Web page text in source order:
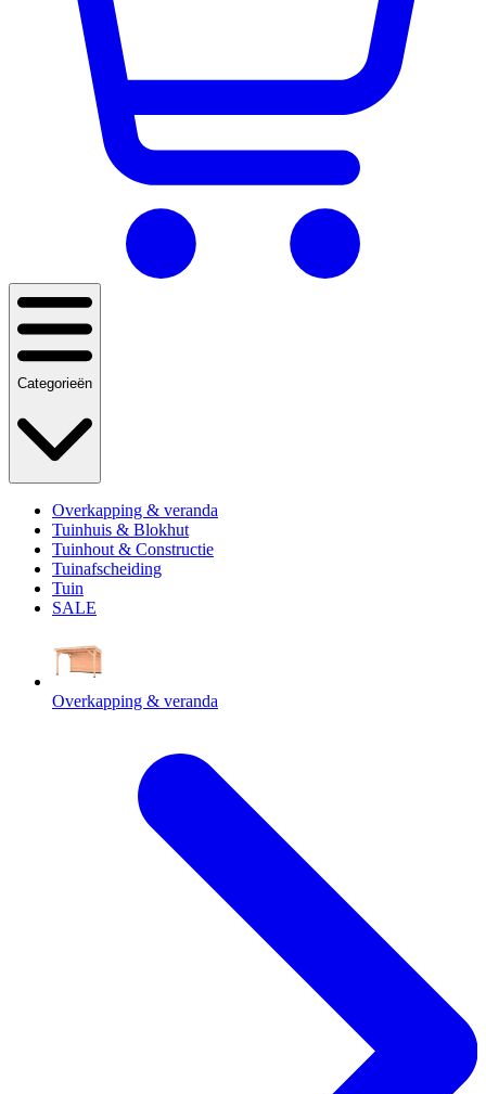
Categorieën
Overkapping & veranda
Tuinhuis & Blokhut
Tuinhout & Constructie
Tuinafscheiding
Tuin
SALE
Overkapping & veranda